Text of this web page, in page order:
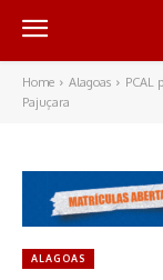
Home Alagoas
PCAL
Pajuçara
ALAGOAS